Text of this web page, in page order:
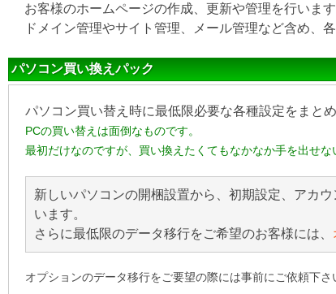
お客様のホームページの作成、更新や管理を行います
ドメイン管理やサイト管理、メール管理など含め、
パソコン買い換えパック
パソコン買い替え時に最低限必要な各種設定をまとめ
PCの買い替えは面倒なものです。
最初だけなのですが、買い換えたくてもなかなか手を出せな
新しいパソコンの開梱設置から、初期設定、アカ
います。
さらに最低限のデータ移行をご希望のお客様には、
オプションのデータ移行をご要望の際には事前にご依頼下さ